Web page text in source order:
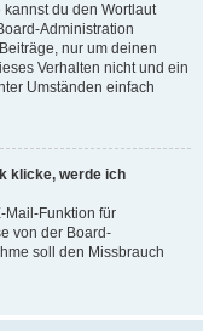
du den Wortlaut
Administration
nur um deinen
Verhalten nicht und ein
Umständen einfach
klicke, werde ich
Mail-Funktion für
von der Board-
soll den Missbrauch